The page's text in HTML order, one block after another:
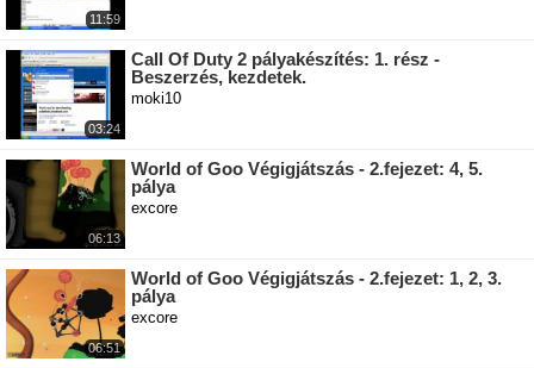
11:59
03:24
Call Of Duty 2 pályakészítés: 1. rész -
Beszerzés, kezdetek.
moki10
06:13
World of Goo Végigjátszás - 2.fejezet: 4, 5.
pálya
excore
06:51
World of Goo Végigjátszás - 2.fejezet: 1, 2, 3.
pálya
excore